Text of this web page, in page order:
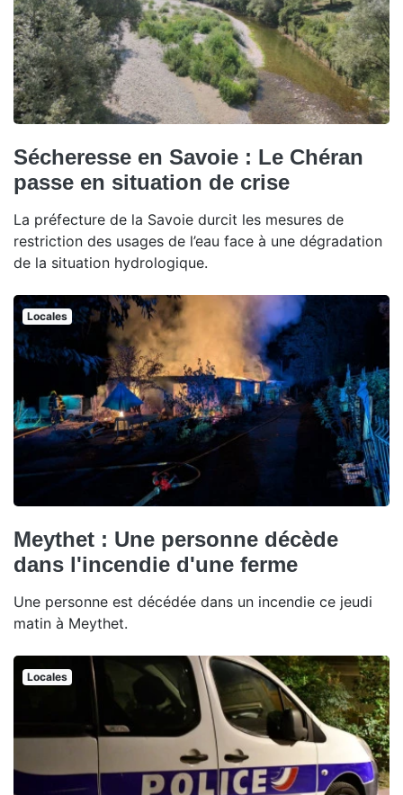
Sécheresse en Savoie : Le Chéran
passe en situation de crise
La préfecture de la Savoie durcit les mesures de
restriction des usages de l’eau face à une dégradation
de la situation hydrologique.
Locales
Meythet : Une personne décède
dans l'incendie d'une ferme
Une personne est décédée dans un incendie ce jeudi
matin à Meythet.
Locales